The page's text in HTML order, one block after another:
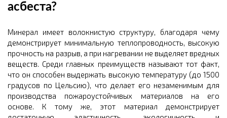
асбеста?
Минерал имеет волокнистую структуру, благодаря чему
демонстрирует минимальную теплопроводность, высокую
прочность на разрыв, а при нагревании не выделяет вредных
веществ. Среди главных преимуществ называют тот факт,
что он способен выдержать высокую температуру (до 1500
градусов по Цельсию), что делает его незаменимым для
производства пожароустойчивых материалов на его
основе. К тому же, этот материал демонстрирует